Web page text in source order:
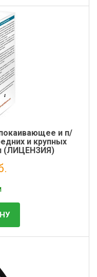
и п/
и крупных
(ЛИЦЕНЗИЯ)